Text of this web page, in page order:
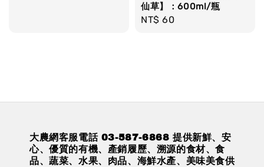
仙草】：600ml/瓶
Regular
NT$ 60
大農網客服電話 03-587-6868 提供新鮮、安
心、優質的有機、產銷履歷、溯源的食材、食
品、蔬菜、水果、肉品、海鮮水產、美味美食供